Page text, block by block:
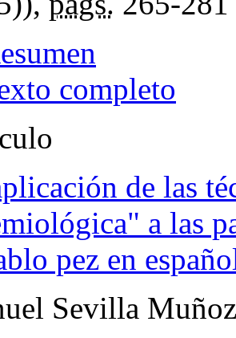
completo
de las
a las
pez en
Sevilla